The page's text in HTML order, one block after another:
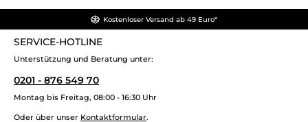
Kostenloser Versand ab 49 Euro*
SERVICE-HOTLINE
Unterstützung und Beratung unter:
0201 - 876 549 70
Montag bis Freitag, 08:00 - 16:30 Uhr
Oder über unser Kontaktformular.